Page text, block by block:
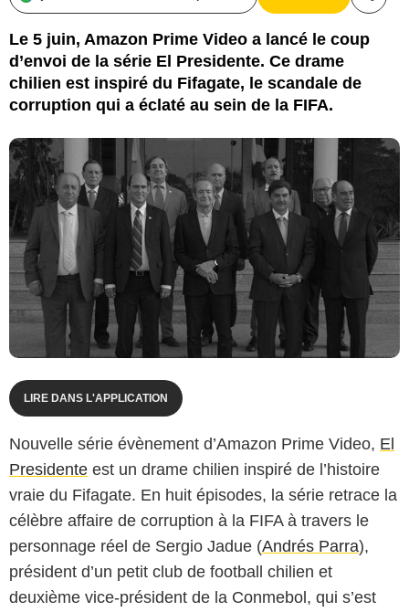
Le 5 juin, Amazon Prime Video a lancé le coup
d’envoi de la série El Presidente. Ce drame
chilien est inspiré du Fifagate, le scandale de
corruption qui a éclaté au sein de la FIFA.
LIRE DANS L'APPLICATION
Nouvelle série évènement d’Amazon Prime Video, El
Presidente est un drame chilien inspiré de l’histoire
vraie du Fifagate. En huit épisodes, la série retrace la
célèbre affaire de corruption à la FIFA à travers le
personnage réel de Sergio Jadue (Andrés Parra),
président d’un petit club de football chilien et
deuxième vice-président de la Conmebol, qui s’est